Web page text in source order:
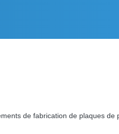
de fabrication de plaques